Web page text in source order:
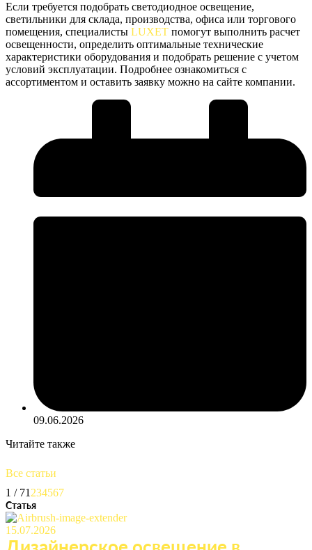
Если требуется подобрать светодиодное освещение,
светильники для склада, производства, офиса или торгового
помещения, специалисты LUXET помогут выполнить расчет
освещенности, определить оптимальные технические
характеристики оборудования и подобрать решение с учетом
условий эксплуатации. Подробнее ознакомиться с
ассортиментом и оставить заявку можно на сайте компании.
09.06.2026
Читайте также
Все статьи
1 / 71 234567
Статья
15.07.2026